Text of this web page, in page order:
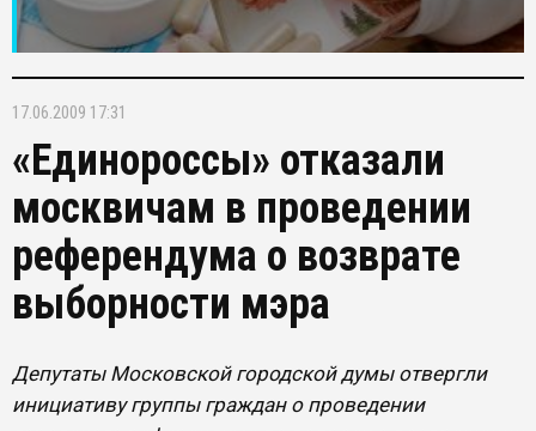
17.06.2009 17:31
«Единороссы» отказали
москвичам в проведении
референдума о возврате
выборности мэра
Депутаты Московской городской думы отвергли
инициативу группы граждан о проведении